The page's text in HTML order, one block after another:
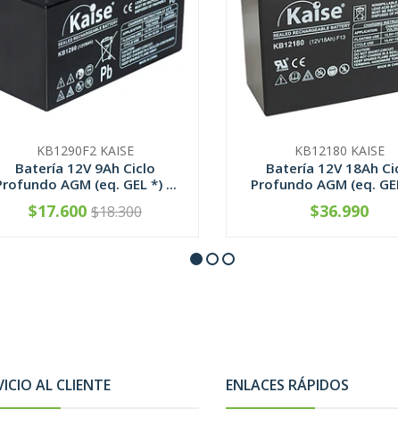
KB1290F2 KAISE
Batería 12V 9Ah Ciclo
AGM (eq. GEL *) ...
CONTÁCTANOS
$17.600 $18.300
KB12180 KAISE
Batería 12V 18Ah
Profundo AGM (eq.
+
$36.990
AL CLIENTE ENLACES RÁPIDOS